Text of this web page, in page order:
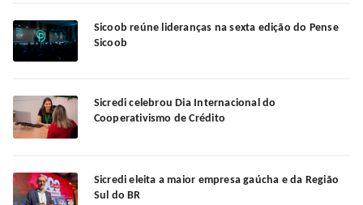
Sicoob reúne lideranças na sexta edição do Pense
Sicoob
Sicredi celebrou Dia Internacional do
Cooperativismo de Crédito
Sicredi eleita a maior empresa gaúcha e da Região
Sul do BR